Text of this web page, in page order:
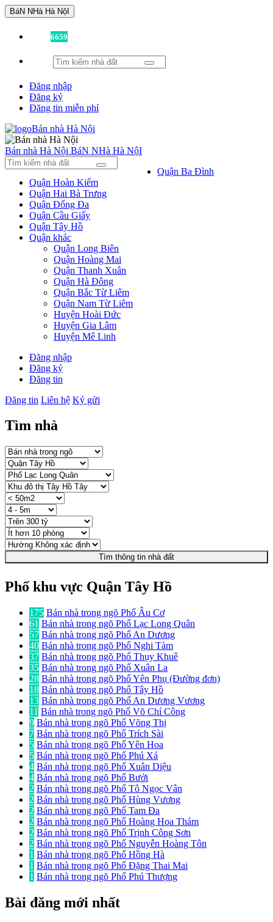
BáN NHà Hà NộI
6659
Đăng nhập
Đăng ký
Đăng tin miễn phí
Bán nhà Hà Nội BáN NHà Hà NộI
Quận Ba Đình
Quận Hoàn Kiếm
Quận Hai Bà Trưng
Quận Đống Đa
Quận Cầu Giấy
Quận Tây Hồ
Quận khác
Quận Long Biên
Quận Hoàng Mai
Quận Thanh Xuân
Quận Hà Đông
Quận Bắc Từ Liêm
Quận Nam Từ Liêm
Huyện Hoài Đức
Huyện Gia Lâm
Huyện Mê Linh
Đăng nhập
Đăng ký
Đăng tin
Đăng tin Liên hệ Ký gửi
Tìm nhà
Tìm thông tin nhà đất
Phố khu vực Quận Tây Hồ
175 Bán nhà trong ngõ Phố Âu Cơ
61 Bán nhà trong ngõ Phố Lạc Long Quân
57 Bán nhà trong ngõ Phố An Dương
40 Bán nhà trong ngõ Phố Nghi Tàm
37 Bán nhà trong ngõ Phố Thụy Khuê
35 Bán nhà trong ngõ Phố Xuân La
28 Bán nhà trong ngõ Phố Yên Phụ (Đường đơn)
18 Bán nhà trong ngõ Phố Tây Hồ
13 Bán nhà trong ngõ Phố An Dương Vương
11 Bán nhà trong ngõ Phố Võ Chí Công
9 Bán nhà trong ngõ Phố Võng Thị
7 Bán nhà trong ngõ Phố Trích Sài
5 Bán nhà trong ngõ Phố Yên Hoa
5 Bán nhà trong ngõ Phố Phú Xá
4 Bán nhà trong ngõ Phố Xuân Diệu
4 Bán nhà trong ngõ Phố Bưởi
2 Bán nhà trong ngõ Phố Tô Ngọc Vân
2 Bán nhà trong ngõ Phố Hùng Vương
2 Bán nhà trong ngõ Phố Tam Đa
2 Bán nhà trong ngõ Phố Hoàng Hoa Thám
2 Bán nhà trong ngõ Phố Trịnh Công Sơn
2 Bán nhà trong ngõ Phố Nguyễn Hoàng Tôn
1 Bán nhà trong ngõ Phố Hồng Hà
1 Bán nhà trong ngõ Phố Đặng Thai Mai
1 Bán nhà trong ngõ Phố Phú Thượng
Bài đăng mới nhất